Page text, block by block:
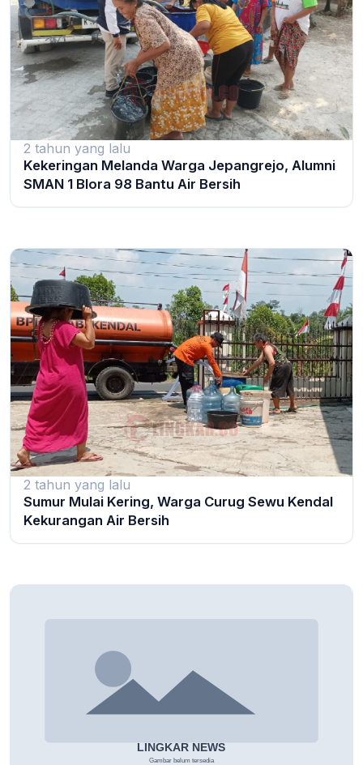
2 tahun yang lalu
Kekeringan Melanda Warga Jepangrejo, Alumni
SMAN 1 Blora 98 Bantu Air Bersih
2 tahun yang lalu
Sumur Mulai Kering, Warga Curug Sewu Kendal
Kekurangan Air Bersih